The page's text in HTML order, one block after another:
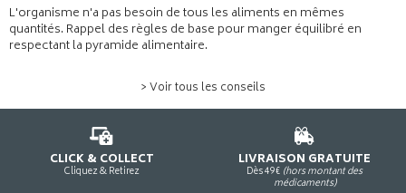
L'organisme n'a pas besoin de tous les aliments en mêmes
quantités. Rappel des règles de base pour manger équilibré en
respectant la pyramide alimentaire.
> Voir tous les conseils
CLICK & COLLECT
Cliquez & Retirez
LIVRAISON GRATUITE
Dès 49€ (hors montant des
médicaments)